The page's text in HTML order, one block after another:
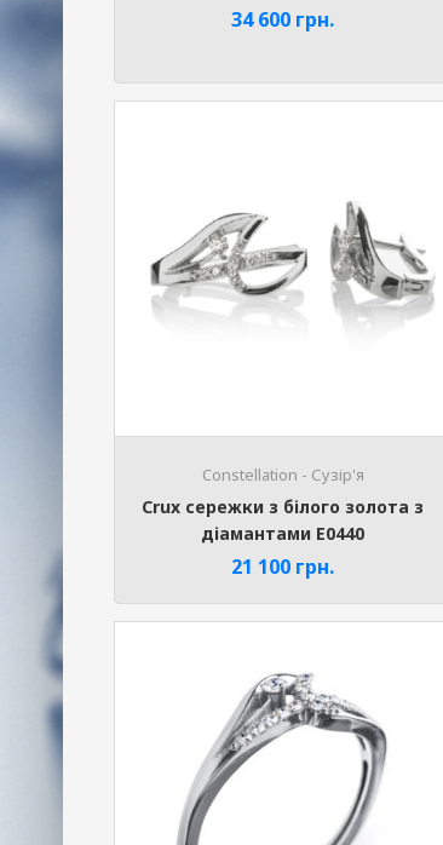
34 600 грн.
Constellation - Сузір'я
Crux сережки з білого золота з
діамантами E0440
21 100 грн.